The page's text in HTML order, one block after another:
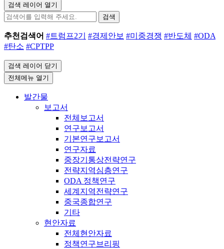
검색 레이어 열기
검색
추천검색어 #트럼프2기 #경제안보 #미중경쟁 #반도체 #ODA
#탄소 #CPTPP
검색 레이어 닫기
전체메뉴 열기
발간물
보고서
전체보고서
연구보고서
기본연구보고서
연구자료
중장기통상전략연구
전략지역심층연구
ODA 정책연구
세계지역전략연구
중국종합연구
기타
현안자료
전체현안자료
정책연구브리핑